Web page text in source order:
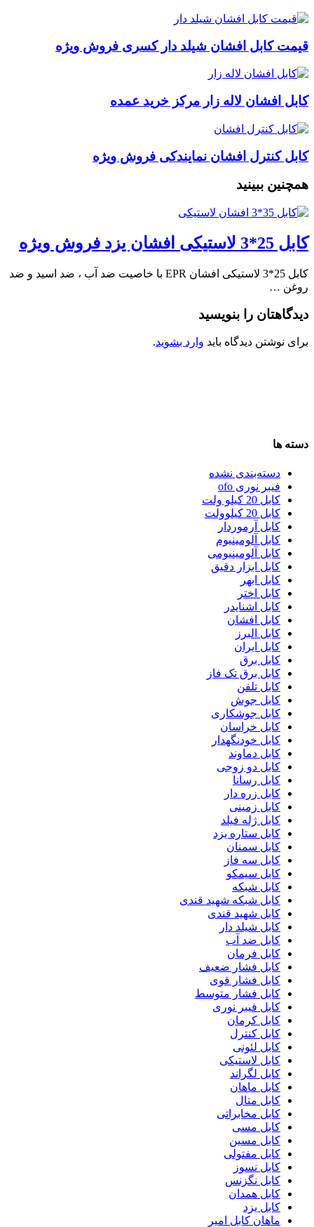
قیمت کابل افشان شیلد دار کسری فروش ویژه
کابل افشان لاله زار مرکز خرید عمده
کابل کنترل افشان نمایندکی فروش ویژه
همچنین ببینید
کابل 25*3 لاستیکی افشان یزد فروش ویژه
کابل 25*3 لاستیکی افشان EPR با خاصیت ضد آب ، ضد اسید و ضد
روغن …
دیدگاهتان را بنویسید
برای نوشتن دیدگاه باید وارد بشوید.
دسته ها
دسته‌بندی نشده
فیبر نوری ofo
کابل 20 کیلو ولت
کابل 20 کیلوولت
کابل آرموردار
کابل آلومینیوم
کابل آلومینیومی
کابل ابزار دقیق
کابل ابهر
کابل اختر
کابل اشنایدر
کابل افشان
کابل البرز
کابل ایران
کابل برق
کابل برق تک فاز
کابل تلفن
کابل جوش
کابل جوشکاری
کابل خراسان
کابل خودنگهدار
کابل دماوند
کابل دو زوجی
کابل رسانا
کابل زره دار
کابل زمینی
کابل ژله فیلد
کابل ستاره یزد
کابل سمنان
کابل سه فاز
کابل سیمکو
کابل شبکه
کابل شبکه شهید قندی
کابل شهید قندی
کابل شیلد دار
کابل ضد آب
کابل فرمان
کابل فشار ضعیف
کابل فشار قوی
کابل فشار متوسط
کابل فیبر نوری
کابل کرمان
کابل کنترل
کابل لئونی
کابل لاستیکی
کابل لگراند
کابل ماهان
کابل متال
کابل مخابراتی
کابل مسی
کابل مسین
کابل مفتولی
کابل نسوز
کابل نگزنس
کابل همدان
کابل یزد
ماهان کابل امیر